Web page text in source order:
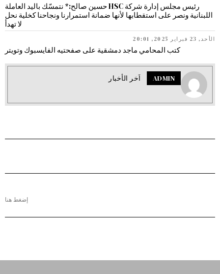
رئيس مجلس إدارة شركة HSC حسين صالح:* نتمسّك باليد العاملة
اللبنانية ونصر على استقطابها لأنها ضمانة استمرارنا ونجاحنا كخلية نحل
لا تهدأ
الأحد, 23 فبراير 2025, 20:01
كتب المحامي ماجد دمشقية على صفحتيه الفايسبوك وتويتر
ADMIN اَخر الأخبار
إضغط هنا